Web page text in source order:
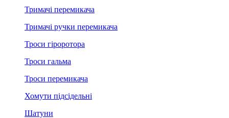
Тримачі перемикача
Тримачі ручки перемикача
Троси гіроротора
Троси гальма
Троси перемикача
Хомути підсідельні
Шатуни